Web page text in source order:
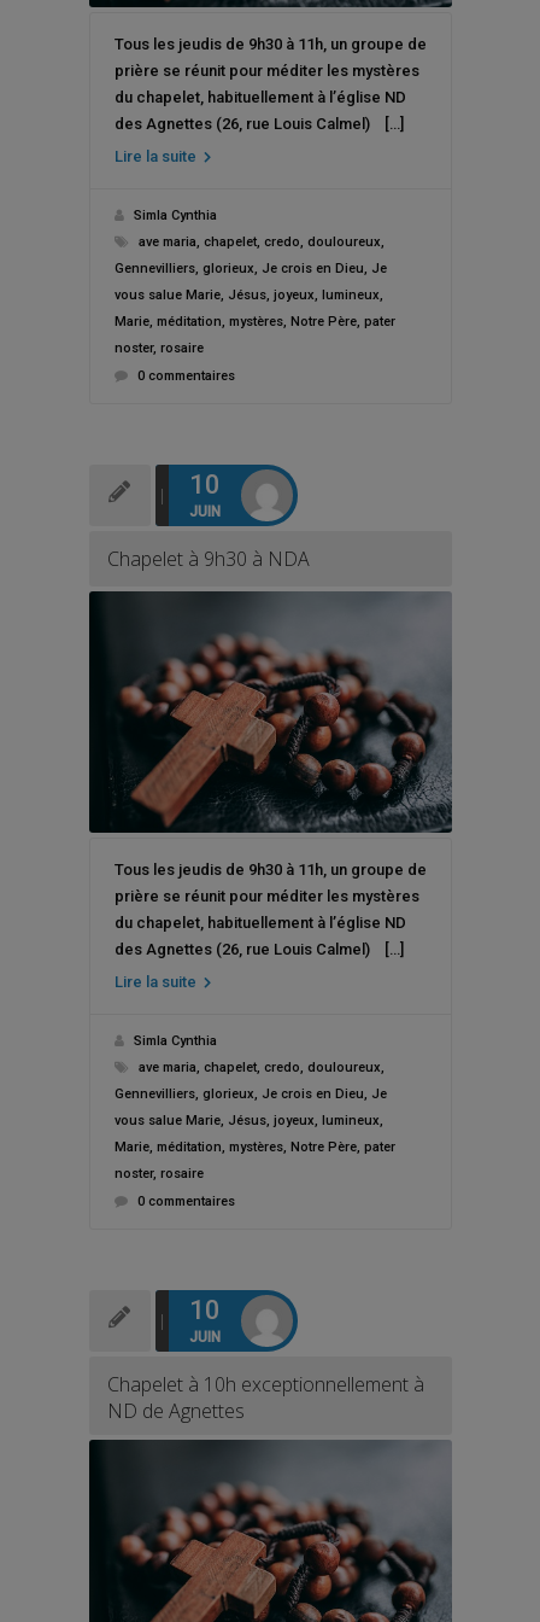
Tous les jeudis de 9h30 à 11h, un groupe de
prière se réunit pour méditer les mystères
du chapelet, habituellement à l’église ND
des Agnettes (26, rue Louis Calmel) […]
Lire la suite
Simla Cynthia
ave maria, chapelet, credo, douloureux,
Gennevilliers, glorieux, Je crois en Dieu, Je
vous salue Marie, Jésus, joyeux, lumineux,
Marie, méditation, mystères, Notre Père, pater
noster, rosaire
0 commentaires
10
JUIN
Chapelet à 9h30 à NDA
Tous les jeudis de 9h30 à 11h, un groupe de
prière se réunit pour méditer les mystères
du chapelet, habituellement à l’église ND
des Agnettes (26, rue Louis Calmel) […]
Lire la suite
Simla Cynthia
ave maria, chapelet, credo, douloureux,
Gennevilliers, glorieux, Je crois en Dieu, Je
vous salue Marie, Jésus, joyeux, lumineux,
Marie, méditation, mystères, Notre Père, pater
noster, rosaire
0 commentaires
10
JUIN
Chapelet à 10h exceptionnellement à
ND de Agnettes